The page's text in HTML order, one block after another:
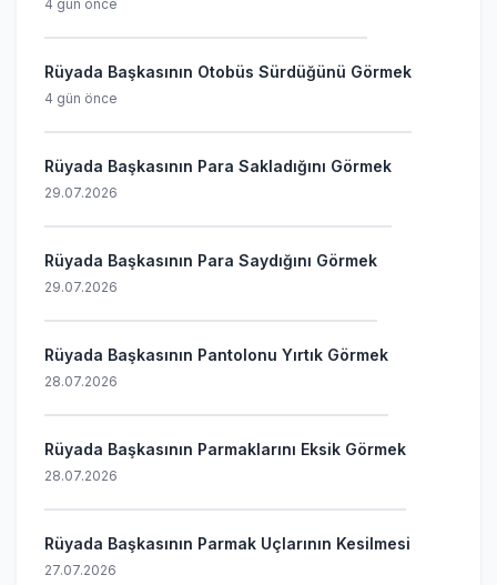
4 gün önce
Rüyada Başkasının Otobüs Sürdüğünü Görmek
4 gün önce
Rüyada Başkasının Para Sakladığını Görmek
29.07.2026
Rüyada Başkasının Para Saydığını Görmek
29.07.2026
Rüyada Başkasının Pantolonu Yırtık Görmek
28.07.2026
Rüyada Başkasının Parmaklarını Eksik Görmek
28.07.2026
Rüyada Başkasının Parmak Uçlarının Kesilmesi
27.07.2026